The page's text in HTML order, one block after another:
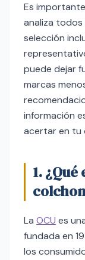
Es
analiza todos
selección
puede dejar
marcas
información
acertar en tu
1.
La OCU es
fundada en
los